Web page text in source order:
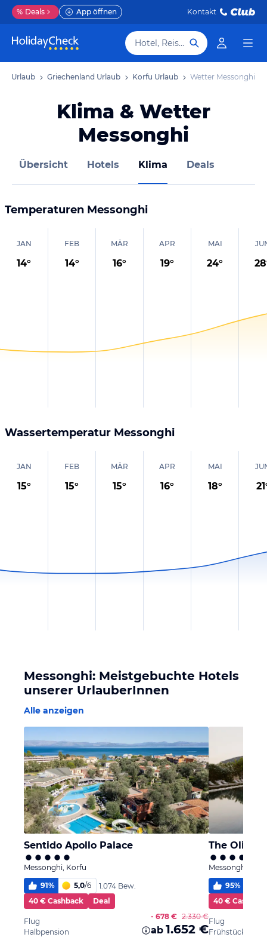
% Deals App öffnen Kontakt
Hotel, Reiseziel
Urlaub Griechenland Urlaub Korfu Urlaub Wetter Messonghi
Klima & Wetter
Messonghi
Übersicht Hotels Klima Deals
Temperaturen Messonghi
JAN
14°
FEB
14°
MÄR
16°
APR
19°
MAI
24° 28
Wassertemperatur Messonghi
JAN
15°
FEB
15°
MÄR
15°
APR
16°
MAI
18° 21
Messonghi: Meistgebuchte Hotels
unserer UrlauberInnen
Alle anzeigen
Sentido Apollo Palace
Messonghi, Korfu
91% 5,0/6
1.074 Bew.
40 € Cashback
Deal
Flug
Halbpension
- 678 € 2.330 €
ab 1.652 €
The Olivar
Messonghi,
95%
40 €
Flug
Frühstück